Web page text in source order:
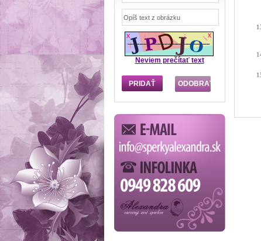
Neviem prečítať text